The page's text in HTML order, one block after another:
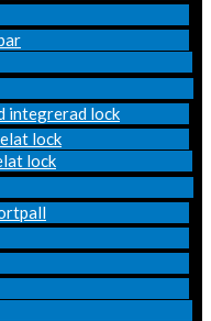
integrerad lock
lock
lock